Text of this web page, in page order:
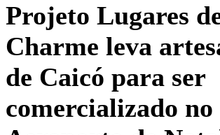
Projeto Lugares
Charme leva
de Caicó para ser
comercializado no